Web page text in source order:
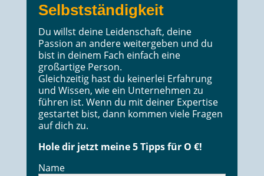
Selbstständigkeit
Du willst deine Leidenschaft, deine
Passion an andere weitergeben und du
bist in deinem Fach einfach eine
großartige Person.
Gleichzeitig hast du keinerlei Erfahrung
und Wissen, wie ein Unternehmen zu
führen ist. Wenn du mit deiner Expertise
gestartet bist, dann kommen viele Fragen
auf dich zu.
Hole dir jetzt meine 5 Tipps für O €!
Name